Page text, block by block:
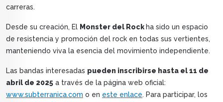
carreras.
Desde su creación, El Monster del Rock ha sido un espacio
de resistencia y promoción del rock en todas sus vertientes,
manteniendo viva la esencia del movimiento independiente.
Las bandas interesadas pueden inscribirse hasta el 11 de
abril de 2025 a través de la página web oficial:
www.subterranica.com o en este enlace. Para participar, los